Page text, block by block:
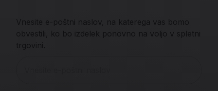
Vnesite e-poštni naslov, na katerega vas bomo
obvestili, ko bo izdelek ponovno na voljo v spletni
trgovini.